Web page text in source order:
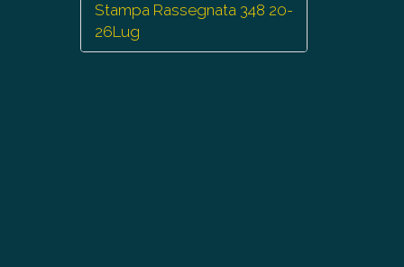
Stampa Rassegnata 348 20-
26Lug